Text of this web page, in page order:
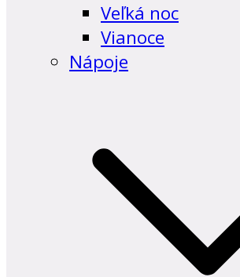
Veľká noc
Vianoce
Nápoje